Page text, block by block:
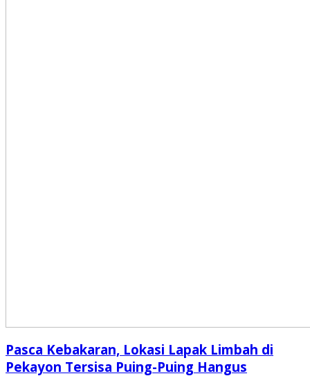
Pasca Kebakaran, Lokasi Lapak Limbah di
Pekayon Tersisa Puing-Puing Hangus